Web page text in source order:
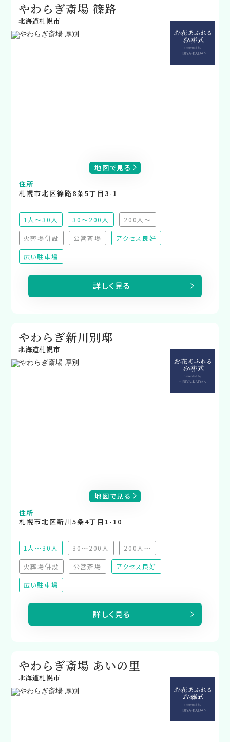
やわらぎ斎場 篠路
北海道札幌市
地図で見る
住所
札幌市北区篠路8条5丁目3-1
1人～30人 30～200人
200人～
（非推奨）
火葬場併設
（非対応）
公営斎場
（非対応）
アクセス良好
広い駐車場
詳しく見る
やわらぎ新川別邸
北海道札幌市
地図で見る
住所
札幌市北区新川5条4丁目1-10
1人～30人
30～200人
（非推奨）
200人～
（非推奨）
火葬場併設
（非対応）
公営斎場
（非対応）
アクセス良好
広い駐車場
詳しく見る
やわらぎ斎場 あいの里
北海道札幌市